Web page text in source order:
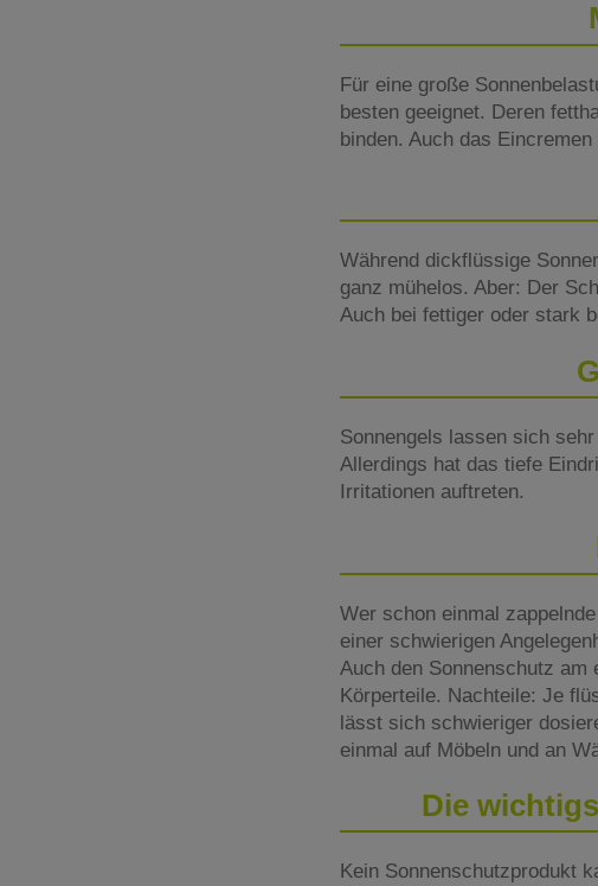
Für eine große
besten geeignet. Deren
binden. Auch das
Während dickflüssige
ganz mühelos. Aber: Der
Auch bei fettiger oder stark
Sonnengels lassen sich
Allerdings hat das tiefe
Irritationen auftreten.
Wer schon einmal
einer schwierigen
Auch den Sonnenschutz
Körperteile. Nachteile: Je
lässt sich schwieriger
einmal auf Möbeln und an
Die
Kein Sonnenschutzprodukt